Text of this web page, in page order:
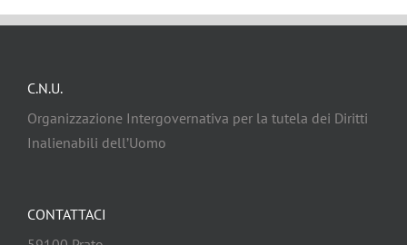
C.N.U.
Organizzazione Intergovernativa per la tutela dei Diritti
Inalienabili dell’Uomo
CONTATTACI